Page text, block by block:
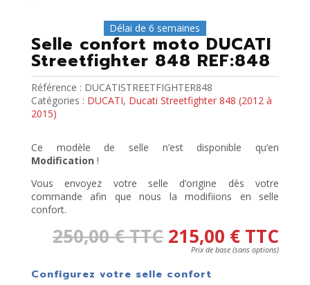
Délai de 6 semaines
Selle confort moto DUCATI
Streetfighter 848 REF:848
Référence : DUCATISTREETFIGHTER848
Catégories : DUCATI, Ducati Streetfighter 848 (2012 à
2015)
Ce modèle de selle n’est disponible qu’en
Modification !
Vous envoyez votre selle d’origine dès votre
commande afin que nous la modifiions en selle
confort.
250,00€TTC 215,00 € TTC
Prix de base (sans options)
Configurez votre selle confort